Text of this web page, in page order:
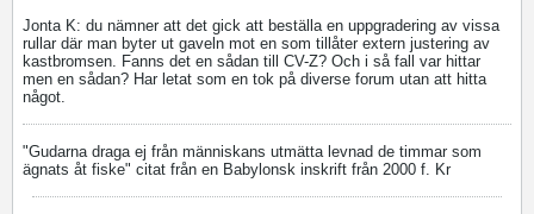
Jonta K: du nämner att det gick att beställa en uppgradering av vissa
rullar där man byter ut gaveln mot en som tillåter extern justering av
kastbromsen. Fanns det en sådan till CV-Z? Och i så fall var hittar
men en sådan? Har letat som en tok på diverse forum utan att hitta
något.
"Gudarna draga ej från människans utmätta levnad de timmar som
ägnats åt fiske" citat från en Babylonsk inskrift från 2000 f. Kr